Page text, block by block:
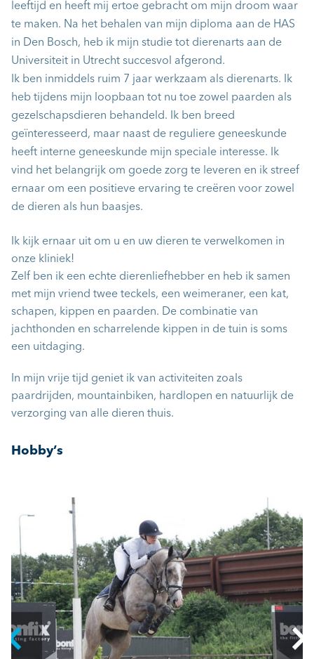
leeftijd en heeft mij ertoe gebracht om mijn droom waar
te maken. Na het behalen van mijn diploma aan de HAS
in Den Bosch, heb ik mijn studie tot dierenarts aan de
Universiteit in Utrecht succesvol afgerond.
Ik ben inmiddels ruim 7 jaar werkzaam als dierenarts. Ik
heb tijdens mijn loopbaan tot nu toe zowel paarden als
gezelschapsdieren behandeld. Ik ben breed
geïnteresseerd, maar naast de reguliere geneeskunde
heeft interne geneeskunde mijn speciale interesse. Ik
vind het belangrijk om goede zorg te leveren en ik streef
ernaar om een positieve ervaring te creëren voor zowel
de dieren als hun baasjes.
Ik kijk ernaar uit om u en uw dieren te verwelkomen in
onze kliniek!
Zelf ben ik een echte dierenliefhebber en heb ik samen
met mijn vriend twee teckels, een weimeraner, een kat,
schapen, kippen en paarden. De combinatie van
jachthonden en scharrelende kippen in de tuin is soms
een uitdaging.
In mijn vrije tijd geniet ik van activiteiten zoals
paardrijden, mountainbiken, hardlopen en natuurlijk de
verzorging van alle dieren thuis.
Hobby’s